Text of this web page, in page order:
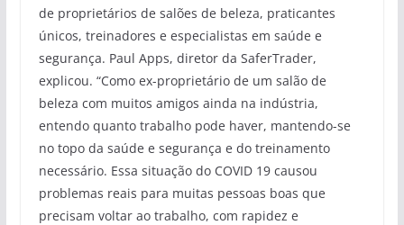
de proprietários de salões de beleza, praticantes
únicos, treinadores e especialistas em saúde e
segurança. Paul Apps, diretor da SaferTrader,
explicou. “Como ex-proprietário de um salão de
beleza com muitos amigos ainda na indústria,
entendo quanto trabalho pode haver, mantendo-se
no topo da saúde e segurança e do treinamento
necessário. Essa situação do COVID 19 causou
problemas reais para muitas pessoas boas que
precisam voltar ao trabalho, com rapidez e